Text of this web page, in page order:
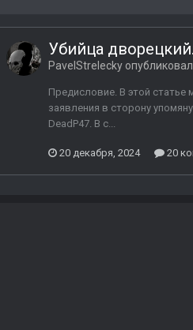
Убийца
PavelStrelecky
Предисловие. В этой статье
заявления в сторону
DeadP47. В с...
20 декабря, 2024 20